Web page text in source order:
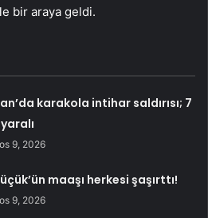
bir araya geldi.
karakola intihar saldırısı; 7
9, 2026
maaşı herkesi şaşırttı!
9, 2026